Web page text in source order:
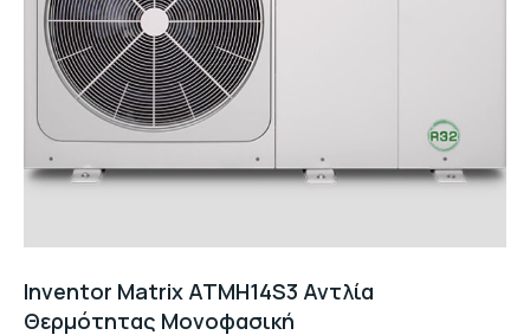
Inventor Matrix ATMH14S3 Αντλία
Θερμότητας Μονοφασική